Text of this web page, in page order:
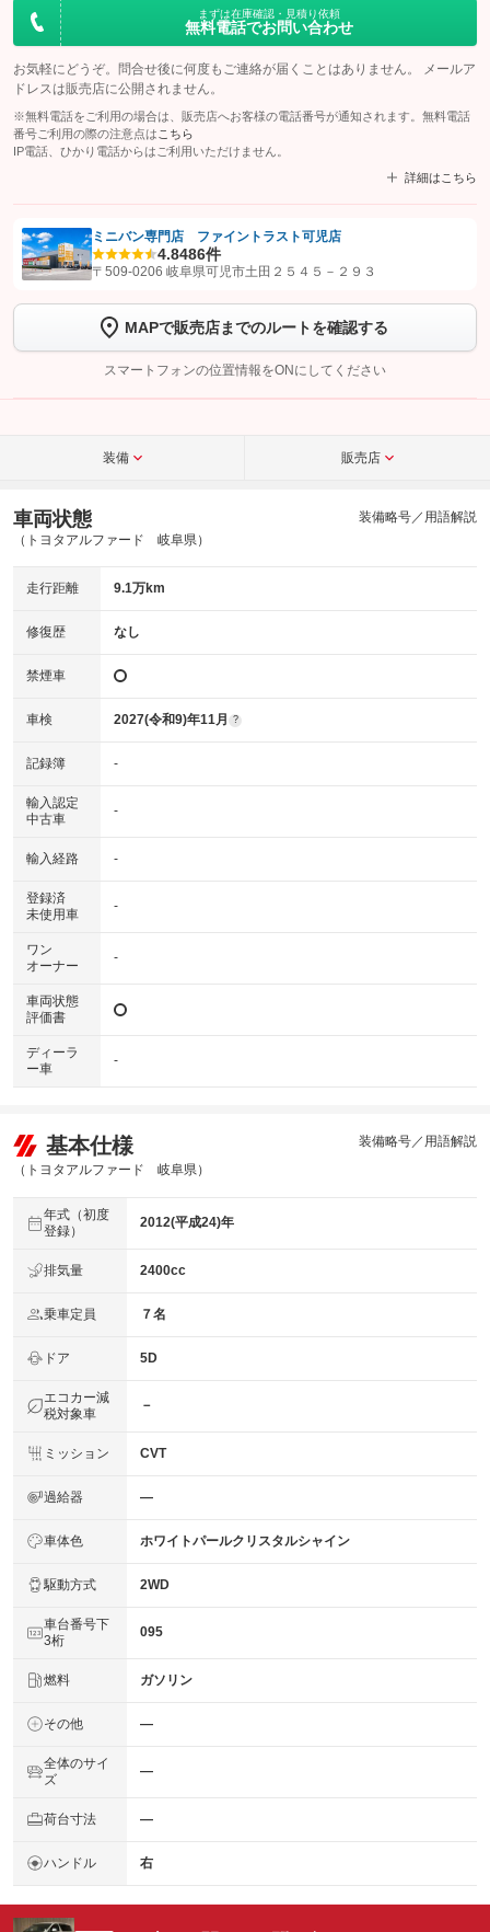
まずは在庫確認・見積り依頼
無料電話でお問い合わせ
お気軽にどうぞ。問合せ後に何度もご連絡が届くことはありません。 メールア
ドレスは販売店に公開されません。
※無料電話をご利用の場合は、販売店へお客様の電話番号が通知されます。無料電話
番号ご利用の際の注意点は こちら
IP電話、ひかり電話からはご利用いただけません。
詳細はこちら
【STEP1】認証画面でグーネットを友だち追加してから「許可する」ボタンを押
トーク画面で
ボタンをタップして問い合わせを
完了してください。
こちら
ミニバン専門店 ファイントラスト可児店
4.8486件
〒509-0206 岐阜県可児市土田２５４５－２９３
MAPで販売店までのルートを確認する
スマートフォンの位置情報をONにしてください
装備 販売店
車両状態
（トヨタアルファード 岐阜県）
装備略号／用語解説
走行距離 9.1万km
修復歴 なし
禁煙車
車検 2027(令和9)年11月 ?
記録簿 -
輸入認定
中古車
-
輸入経路 -
登録済
未使用車
-
ワン
オーナー
-
車両状態
評価書
ディーラ
ー車
-
基本仕様
（トヨタアルファード 岐阜県）
装備略号／用語解説
年式（初度
登録）
2012(平成24)年
排気量 2400cc
乗車定員 ７名
ドア 5D
エコカー減
税対象車
－
ミッション CVT
過給器 ―
車体色 ホワイトパールクリスタルシャイン
駆動方式 2WD
車台番号下
3桁
095
燃料 ガソリン
その他 ―
全体のサイ
ズ
―
荷台寸法 ―
ハンドル 右